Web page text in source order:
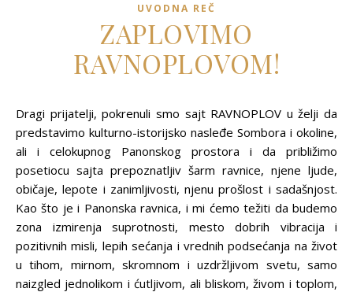
UVODNA REČ
ZAPLOVIMO
RAVNOPLOVOM!
Dragi prijatelji, pokrenuli smo sajt RAVNOPLOV u želji da
predstavimo kulturno-istorijsko nasleđe Sombora i okoline,
ali i celokupnog Panonskog prostora i da približimo
posetiocu sajta prepoznatljiv šarm ravnice, njene ljude,
običaje, lepote i zanimljivosti, njenu prošlost i sadašnjost.
Kao što je i Panonska ravnica, i mi ćemo težiti da budemo
zona izmirenja suprotnosti, mesto dobrih vibracija i
pozitivnih misli, lepih sećanja i vrednih podsećanja na život
u tihom, mirnom, skromnom i uzdržljivom svetu, samo
naizgled jednolikom i ćutljivom, ali bliskom, živom i toplom,